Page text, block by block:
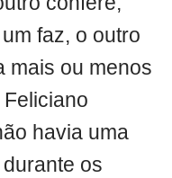
faz, o outro
mais ou menos
havia uma
os